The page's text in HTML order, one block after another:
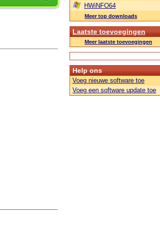
HWiNFO64
Meer top downloads
Laatste toevoegingen
Meer laatste toevoegingen
Help ons
Voeg nieuwe software toe
Voeg een software update toe